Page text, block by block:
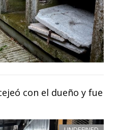
con el dueño y fue